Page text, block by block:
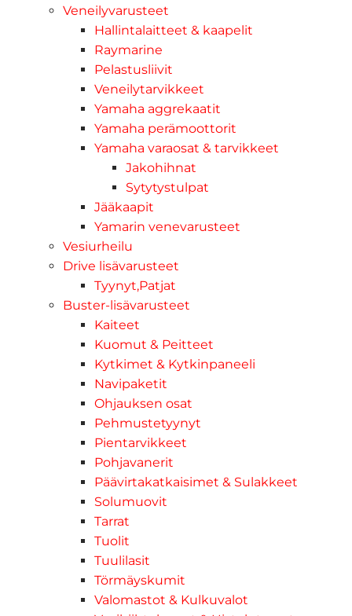
Veneilyvarusteet
Hallintalaitteet & kaapelit
Raymarine
Pelastusliivit
Veneilytarvikkeet
Yamaha aggrekaatit
Yamaha perämoottorit
Yamaha varaosat & tarvikkeet
Jakohihnat
Sytytystulpat
Jääkaapit
Yamarin venevarusteet
Vesiurheilu
Drive lisävarusteet
Tyynyt,Patjat
Buster-lisävarusteet
Kaiteet
Kuomut & Peitteet
Kytkimet & Kytkinpaneeli
Navipaketit
Ohjauksen osat
Pehmustetyynyt
Pientarvikkeet
Pohjavanerit
Päävirtakatkaisimet & Sulakkeet
Solumuovit
Tarrat
Tuolit
Tuulilasit
Törmäyskumit
Valomastot & Kulkuvalot